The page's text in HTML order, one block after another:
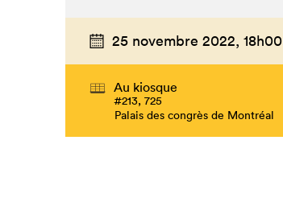
25 novembre 2022, 18h00
Au kiosque
#213, 725
Palais des congrès de Montréal